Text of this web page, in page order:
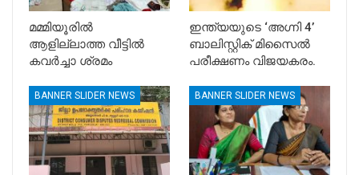
മമ്മിയൂരിൽ
ആളില്ലാത്ത വീട്ടിൽ
കവർച്ചാ ശ്രമം
ഇന്ത്യയുടെ ‘അഗ്നി 4’
ബാലിസ്റ്റിക് മിസൈൽ
പരീക്ഷണം വിജയകരം.
BANNER SLIDER NEWS BANNER SLIDER NEWS